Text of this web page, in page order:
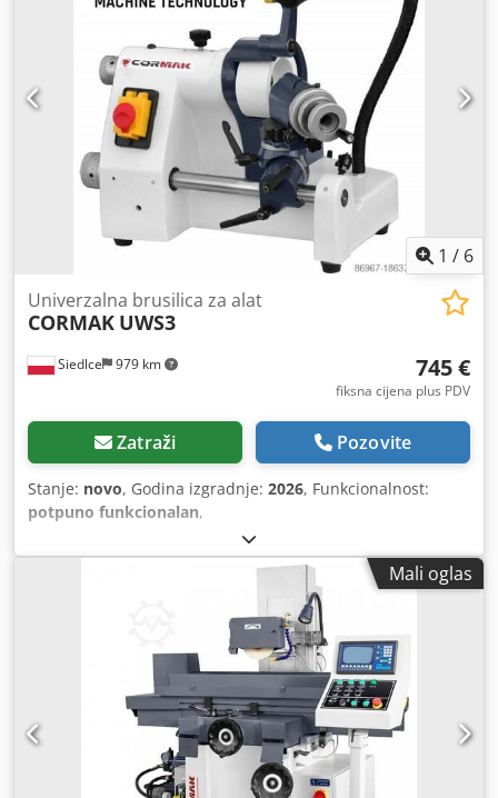
1 / 6
Siedlce 979 km
Univerzalna brusilica za alat
CORMAK UWS3
745 €
fiksna cijena plus PDV
Zatraži Pozovite
Stanje: novo, Godina izgradnje: 2026, Funkcionalnost:
potpuno funkcionalan,
Mali oglas